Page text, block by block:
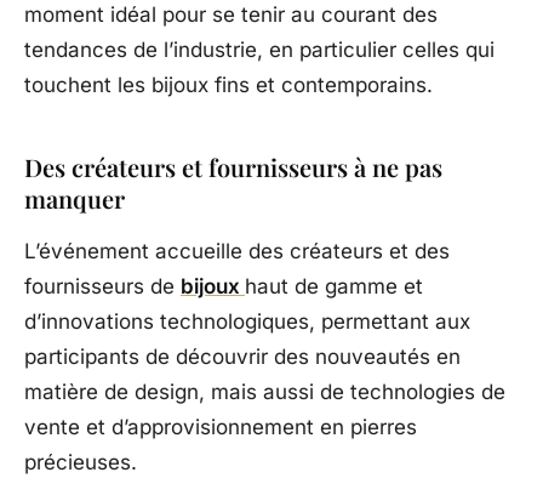
moment idéal pour se tenir au courant des
tendances de l’industrie, en particulier celles qui
touchent les bijoux fins et contemporains.
Des créateurs et fournisseurs à ne pas
manquer
L’événement accueille des créateurs et des
fournisseurs de bijoux haut de gamme et
d’innovations technologiques, permettant aux
participants de découvrir des nouveautés en
matière de design, mais aussi de technologies de
vente et d’approvisionnement en pierres
précieuses.